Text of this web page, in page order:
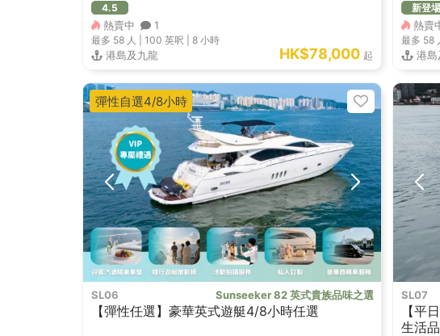
4.5
熱賣中 1
最多 58人 | 100 英呎 8 小時
港島及九龍 HK$78,000 起
新登場
熱賣
最多 58
港島
SL06 Sunseeker 82 英式貴族品味之選
【彈性任選】豪華英式遊艇4/8小時任選
彈性自選4/8小時
SL07
【平
生活